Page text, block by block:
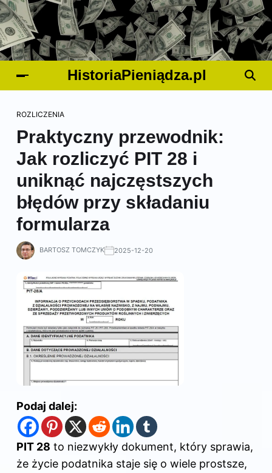
HistoriaPieniądza.pl
ROZLICZENIA
Praktyczny przewodnik:
Jak rozliczyć PIT 28 i
uniknąć najczęstszych
błędów przy składaniu
formularza
BARTOSZ TOMCZYK 2025-12-20
Podaj dalej:
PIT 28 to niezwykły dokument, który sprawia,
że życie podatnika staje się o wiele prostsze,